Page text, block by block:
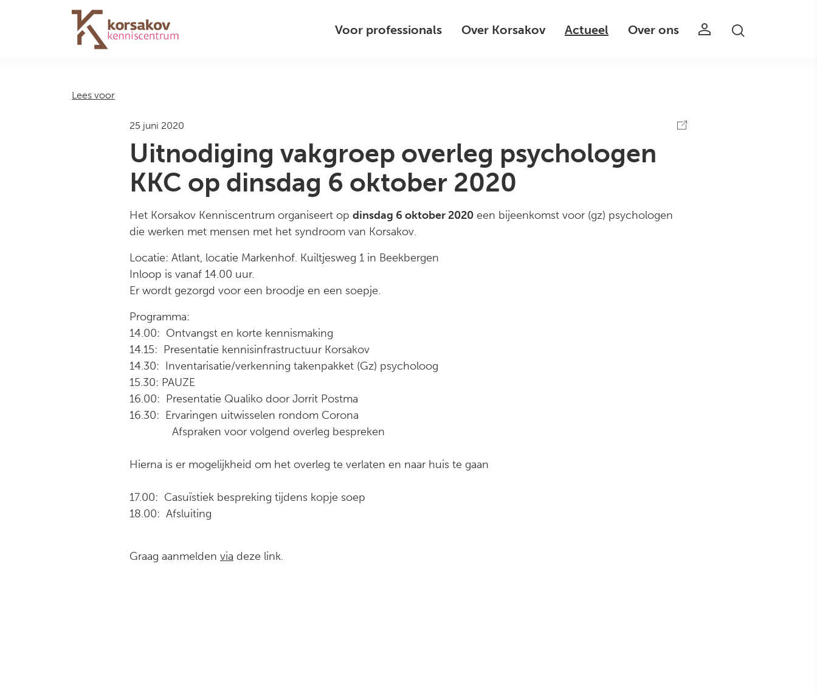
Navigation Voor professionals Over Korsakov Actueel Over ons
Lees voor
25 juni 2020
Uitnodiging vakgroep overleg psychologen
KKC op dinsdag 6 oktober 2020
Het Korsakov Kenniscentrum organiseert op dinsdag 6 oktober 2020 een bijeenkomst voor (gz) psychologen
die werken met mensen met het syndroom van Korsakov.
Locatie: Atlant, locatie Markenhof. Kuiltjesweg 1 in Beekbergen
Inloop is vanaf 14.00 uur.
Er wordt gezorgd voor een broodje en een soepje.
Programma:
14.00: Ontvangst en korte kennismaking
14.15: Presentatie kennisinfrastructuur Korsakov
14.30: Inventarisatie/verkenning takenpakket (Gz) psycholoog
15.30: PAUZE
16.00: Presentatie Qualiko door Jorrit Postma
16.30: Ervaringen uitwisselen rondom Corona
Afspraken voor volgend overleg bespreken
Hierna is er mogelijkheid om het overleg te verlaten en naar huis te gaan
17.00: Casuïstiek bespreking tijdens kopje soep
18.00: Afsluiting
Graag aanmelden via deze link.